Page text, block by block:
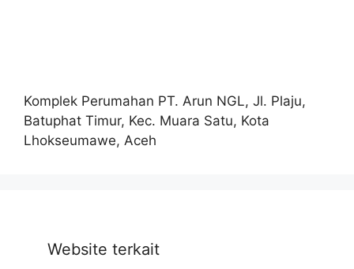
Komplek Perumahan PT. Arun NGL, Jl. Plaju,
Batuphat Timur, Kec. Muara Satu, Kota
Lhokseumawe, Aceh
Website terkait